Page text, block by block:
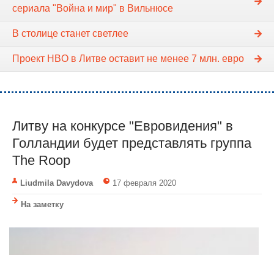
сериала "Война и мир" в Вильнюсе
В столице станет светлее
Проект HBO в Литве оставит не менее 7 млн. евро
Литву на конкурсе "Евровидения" в
Голландии будет представлять группа
The Roop
Liudmila Davydova 17 февраля 2020
На заметку